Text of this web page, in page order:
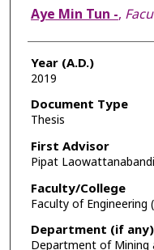
Author
Aye Min Tun -,
Year (A.D.)
2019
Document Type
Thesis
First Advisor
Pipat
Faculty/College
Faculty of Engineering
Department (if any)
Department of Mining